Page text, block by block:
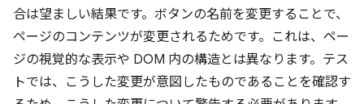
合は望ましい結果です。ボタンの名前を変更することで、
ページのコンテンツが変更されるためです。これは、ペー
ジの視覚的な表示や DOM 内の構造とは異なります。テス
トでは、こうした変更が意図したものであることを確認す